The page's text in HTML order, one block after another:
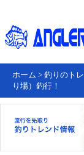
ホーム > 釣りのト
り場）釣行！